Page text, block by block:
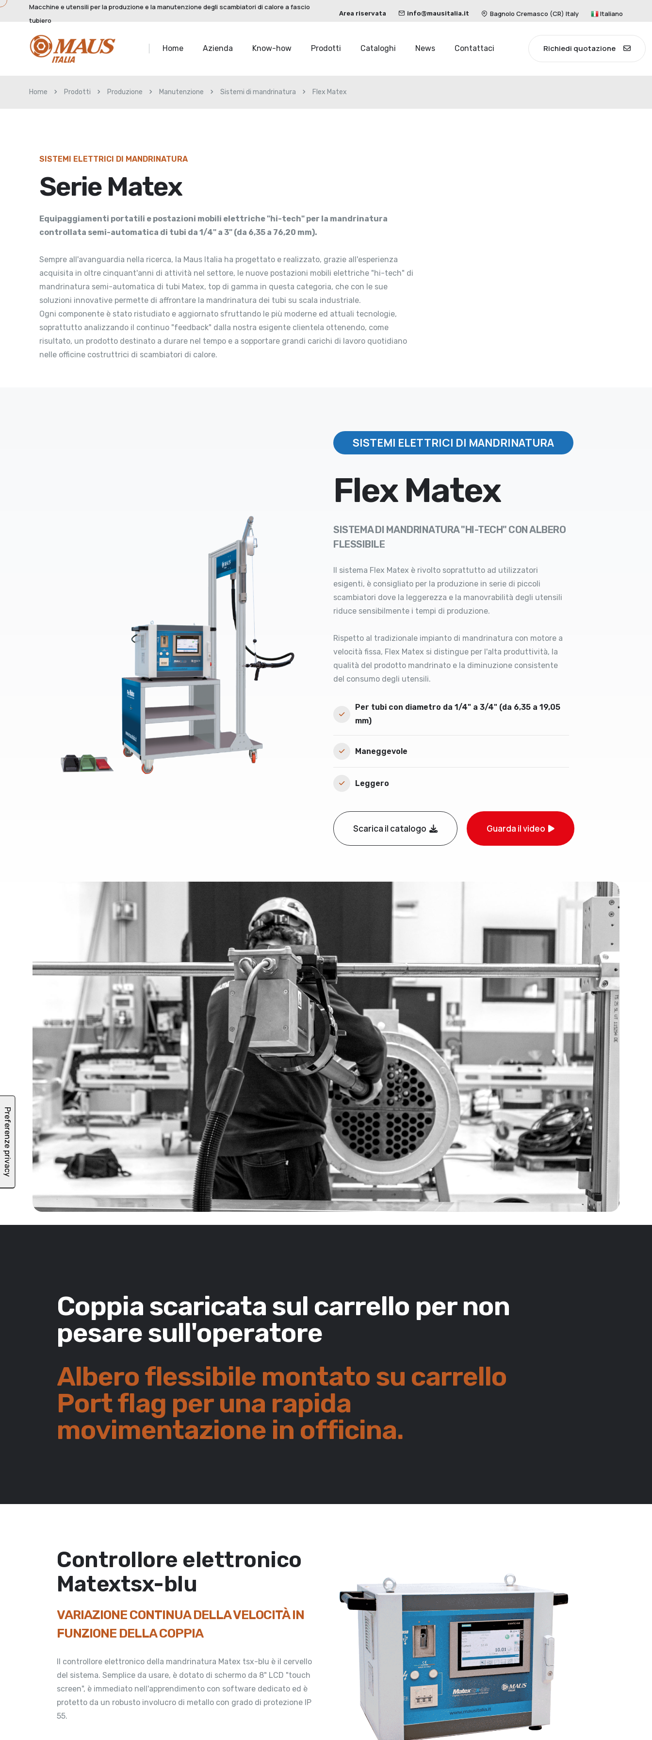
Macchine e utensili per la produzione e la manutenzione degli scambiatori di calore a fascio
tubiero
Area riservata info@mausitalia.it Bagnolo Cremasco (CR) Italy Italiano
Home Azienda Know-how Prodotti Cataloghi News Contattaci Richiedi quotazione
Home Prodotti Produzione Manutenzione Sistemi di mandrinatura Flex Matex
SISTEMI ELETTRICI DI MANDRINATURA
Serie Matex
Equipaggiamenti portatili e postazioni mobili elettriche "hi-tech" per la mandrinatura
controllata semi-automatica di tubi da 1/4" a 3" (da 6,35 a 76,20 mm).
Sempre all'avanguardia nella ricerca, la Maus Italia ha progettato e realizzato, grazie all'esperienza
acquisita in oltre cinquant'anni di attività nel settore, le nuove postazioni mobili elettriche "hi-tech" di
mandrinatura semi-automatica di tubi Matex, top di gamma in questa categoria, che con le sue
soluzioni innovative permette di affrontare la mandrinatura dei tubi su scala industriale.
Ogni componente è stato ristudiato e aggiornato sfruttando le più moderne ed attuali tecnologie,
soprattutto analizzando il continuo "feedback" dalla nostra esigente clientela ottenendo, come
risultato, un prodotto destinato a durare nel tempo e a sopportare grandi carichi di lavoro quotidiano
nelle officine costruttrici di scambiatori di calore.
SISTEMI ELETTRICI DI MANDRINATURA
Flex Matex
SISTEMA DI MANDRINATURA "HI-TECH" CON ALBERO
FLESSIBILE
Il sistema Flex Matex è rivolto soprattutto ad utilizzatori
esigenti, è consigliato per la produzione in serie di piccoli
scambiatori dove la leggerezza e la manovrabilità degli utensili
riduce sensibilmente i tempi di produzione.
Rispetto al tradizionale impianto di mandrinatura con motore a
velocità fissa, Flex Matex si distingue per l'alta produttività, la
qualità del prodotto mandrinato e la diminuzione consistente
del consumo degli utensili.
Per tubi con diametro da 1/4" a 3/4" (da 6,35 a 19,05
mm)
Maneggevole
Leggero
Scarica il catalogo Guarda il video
Coppia scaricata sul carrello per non
pesare sull'operatore
Albero flessibile montato su carrello
Port flag per una rapida
movimentazione in officina.
Controllore elettronico
Matextsx-blu
VARIAZIONE CONTINUA DELLA VELOCITÀ IN
FUNZIONE DELLA COPPIA
Il controllore elettronico della mandrinatura Matex tsx-blu è il cervello
del sistema. Semplice da usare, è dotato di schermo da 8" LCD "touch
screen", è immediato nell'apprendimento con software dedicato ed è
protetto da un robusto involucro di metallo con grado di protezione IP
55.
Realizziamo qualcosa di
Richiedi quotazione